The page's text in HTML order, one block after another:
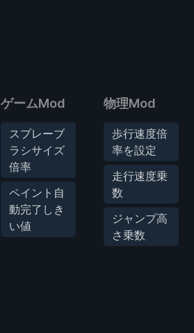
ゲームMod
スプレーブ
ラシサイズ
倍率
ペイント自
動完了しき
い値
物理Mod
歩行速度倍
率を設定
走行速度乗
数
ジャンプ高
さ乗数